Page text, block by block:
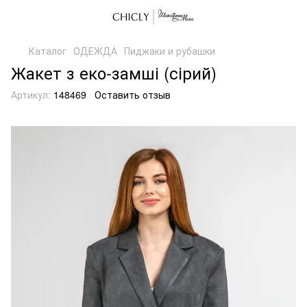
Каталог ОДЕЖДА Пиджаки и рубашки
Жакет з еко-замші (сірий)
Артикул: 148469 Оставить отзыв